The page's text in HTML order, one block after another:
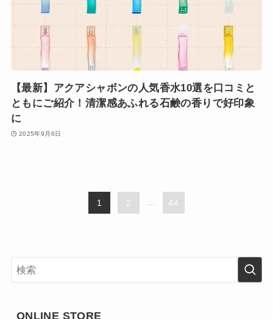
【最新】アクアシャボンの人気香水10選を口コミと
ともにご紹介！清潔感あふれる石鹸の香りで好印象
に
2025年9月6日
1 2 ... 44
ONLINE STORE